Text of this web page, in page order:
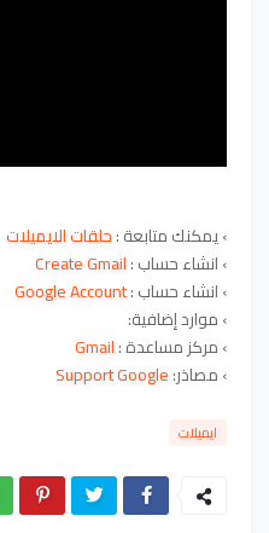
› يمكنك متابعة :حلقات الايميلات
› انشاء حساب:
Create Gmail
› انشاء حساب:
Google Account
› موارد إضافية:
› مركز مساعدة :Gmail
› مصاذر:Support Google
ايميلات